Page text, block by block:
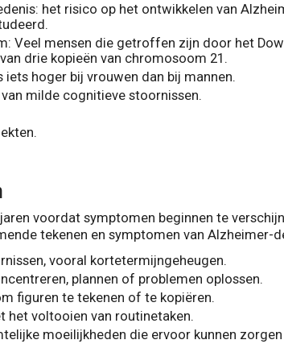
het risico op het ontwikkelen van
Veel mensen die getroffen zijn door het
drie kopieën van chromosoom 21.
iets hoger bij vrouwen dan bij mannen.
milde cognitieve stoornissen.
voordat symptomen beginnen te
tekenen en symptomen van Alzheimer-
vooral kortetermijngeheugen.
plannen of problemen oplossen.
figuren te tekenen of te kopiëren.
het voltooien van routinetaken.
moeilijkheden die ervoor kunnen